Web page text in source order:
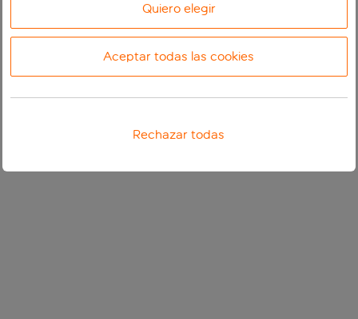
Quiero elegir
Aceptar todas las cookies
Rechazar todas